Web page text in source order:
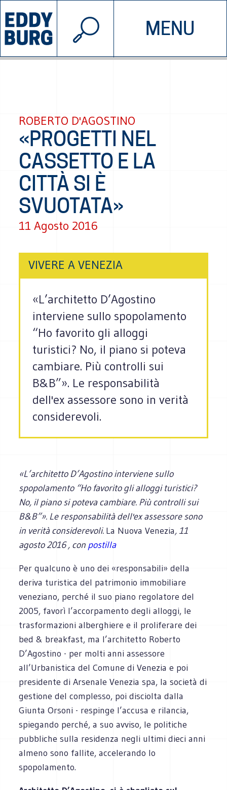
MENU
INIZIATIVE CHI SIAMO
© 2026 EDDYBURG
ROBERTO D'AGOSTINO
«PROGETTI NEL
CASSETTO E LA
CITTÀ SI È
SVUOTATA»
11 Agosto 2016
VIVERE A VENEZIA
«L’architetto D’Agostino
interviene sullo spopolamento
“Ho favorito gli alloggi
turistici? No, il piano si poteva
cambiare. Più controlli sui
B&B”». Le responsabilità
dell'ex assessore sono in verità
considerevoli.
«L’architetto D’Agostino interviene sullo
spopolamento “Ho favorito gli alloggi turistici?
No, il piano si poteva cambiare. Più controlli sui
B&B”». Le responsabilità dell'ex assessore sono
in verità considerevoli. La Nuova Venezia, 11
agosto 2016 , con postilla
Per qualcuno è uno dei «responsabili» della
deriva turistica del patrimonio immobiliare
veneziano, perché il suo piano regolatore del
2005, favorì l’accorpamento degli alloggi, le
trasformazioni alberghiere e il proliferare dei
bed & breakfast, ma l’architetto Roberto
D’Agostino - per molti anni assessore
all’Urbanistica del Comune di Venezia e poi
presidente di Arsenale Venezia spa, la società di
gestione del complesso, poi disciolta dalla
Giunta Orsoni - respinge l’accusa e rilancia,
spiegando perché, a suo avviso, le politiche
pubbliche sulla residenza negli ultimi dieci anni
almeno sono fallite, accelerando lo
spopolamento.